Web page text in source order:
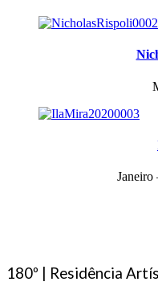
Janeiro
180º | Residência